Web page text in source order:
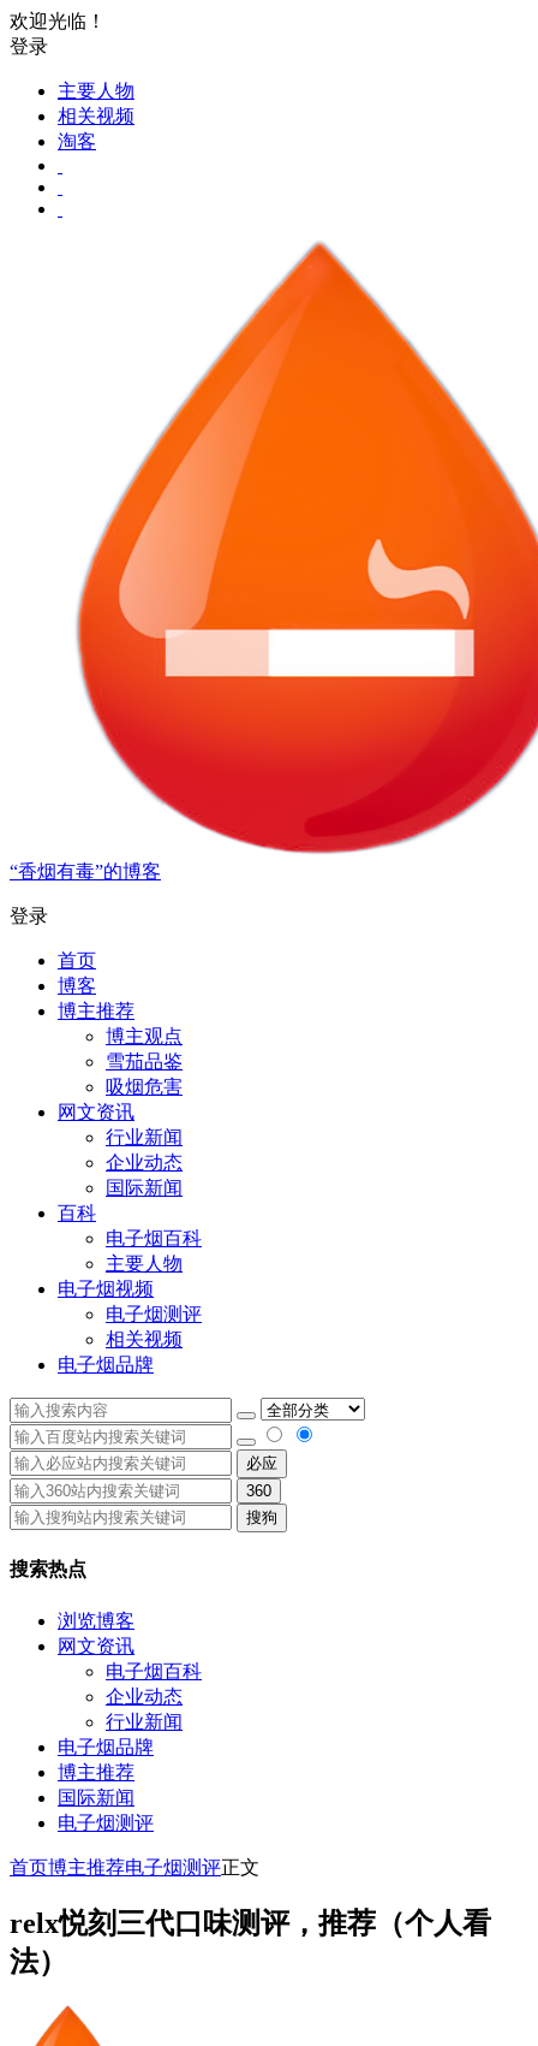
欢迎光临！
登录
主要人物
相关视频
淘客
“香烟有毒”的博客
登录
首页
博客
博主推荐
博主观点
雪茄品鉴
吸烟危害
网文资讯
行业新闻
企业动态
国际新闻
百科
电子烟百科
主要人物
电子烟视频
电子烟测评
相关视频
电子烟品牌
必应
360
搜狗
搜索热点
浏览博客
网文资讯
电子烟百科
企业动态
行业新闻
电子烟品牌
博主推荐
国际新闻
电子烟测评
首页博主推荐电子烟测评正文
relx悦刻三代口味测评，推荐（个人看
法）